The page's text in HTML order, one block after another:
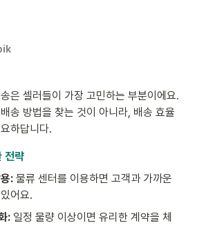
은 셀러들이 가장 고민하는 부분이에요.
송 방법을 찾는 것이 아니라, 배송 효율
하답니다.
전략
: 물류 센터를 이용하면 고객과 가까운
어요.
: 일정 물량 이상이면 유리한 계약을 체